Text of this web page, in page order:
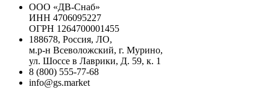
ООО «ДВ-Снаб»
ИНН 4706095227
ОГРН 1264700001455
188678, Россия, ЛО,
м.р-н Всеволожский, г. Мурино,
ул. Шоссе в Лаврики, Д. 59, к. 1
8 (800) 555-77-68
info@gs.market